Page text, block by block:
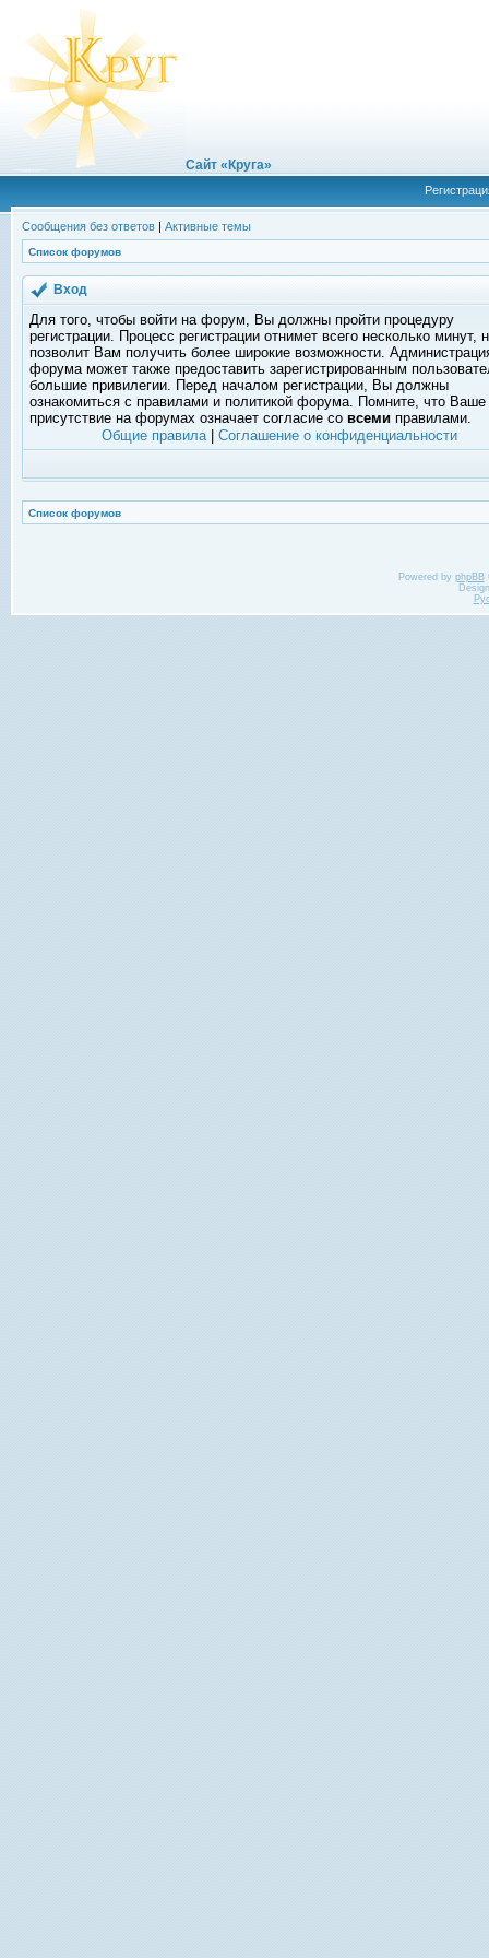
Сайт «Круга»
Сообщения без ответов | Активные темы
Список форумов
Вход
Для того, чтобы войти на форум, Вы должны пройти процедуру
регистрации. Процесс регистрации отнимет всего несколько минут,
позволит Вам получить более широкие возможности.
форума может также предоставить зарегистрированным
большие привилегии. Перед началом регистрации, Вы должны
ознакомиться с правилами и политикой форума. Помните, что Ваше
присутствие на форумах означает согласие со всеми правилами.
Общие правила| Соглашение о конфиденциальности
Список форумов
Powered by phpBB